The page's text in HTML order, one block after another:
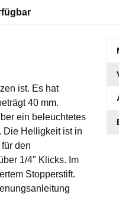
ist. Es hat
40 mm.
ein beleuchtetes
Die Helligkeit ist in
den
1/4" Klicks. Im
Stopperstift.